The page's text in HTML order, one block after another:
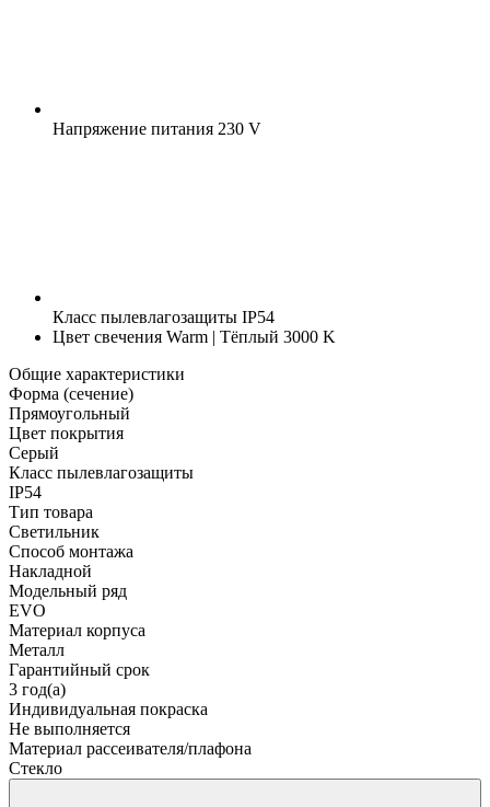
Напряжение питания 230 V
Класс пылевлагозащиты IP54
Цвет свечения Warm | Тёплый 3000 K
Общие характеристики
Форма (сечение)
Прямоугольный
Цвет покрытия
Серый
Класс пылевлагозащиты
IP54
Тип товара
Светильник
Способ монтажа
Накладной
Модельный ряд
EVO
Материал корпуса
Металл
Гарантийный срок
3 год(а)
Индивидуальная покраска
Не выполняется
Материал рассеивателя/плафона
Стекло